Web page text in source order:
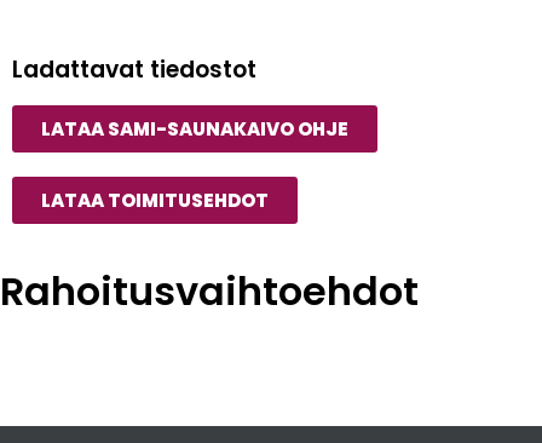
Ladattavat tiedostot
LATAA SAMI-SAUNAKAIVO OHJE
LATAA TOIMITUSEHDOT
Rahoitusvaihtoehdot